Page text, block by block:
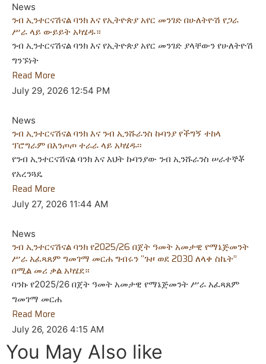
News
ንብ ኢንተርናሽናል ባንክ እና የኢትዮጵያ አየር መንገድ በሁለትዮሽ የጋራ
ሥራ ላይ ውይይት አካሄዱ።
ንብ ኢንተርናሽናል ባንክ እና የኢትዮጵያ አየር መንገድ ያላቸውን የሁለትዮሽ
ግንኙነት
Read More
July 29, 2026 12:54 PM
News
ንብ ኢንተርናሽናል ባንክ እና ንብ ኢንሹራንስ ኩባንያ የችግኝ ተከላ
ፕሮግራም በእንጦጦ ተራራ ላይ አካሄዱ፡፡
የንብ ኢንተርናሽናል ባንክ እና እህት ኩባንያው ንብ ኢንሹራንስ ሠራተኞቾ
የአረንጓዴ
Read More
July 27, 2026 11:44 AM
News
ንብ ኢንተርናሽናል ባንክ የ2025/26 በጀት ዓመት አመታዊ የማኔጅመንት
ሥራ አፈጻጸም ግመገማ መርሐ ግብሩን “ጉዞ ወደ 2030 ለላቀ ስኬት”
በሚል መሪ ቃል አካሄደ።
ባንኩ የ2025/26 በጀት ዓመት አመታዊ የማኔጅመንት ሥራ አፈጻጸም
ግመገማ መርሐ
Read More
July 26, 2026 4:15 AM
You May Also like